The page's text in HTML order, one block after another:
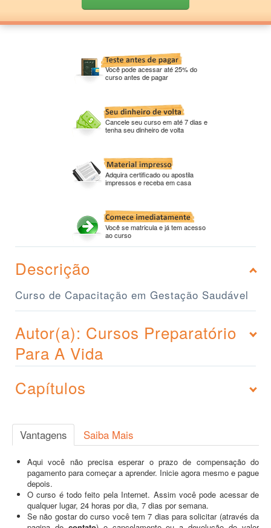
Você pode acessar até 25% do
curso antes de pagar
Cancele seu curso em até 7 dias e
tenha seu dinheiro de volta
Adquira certificado ou apostila
impressos e receba em casa
Você se matricula e já tem acesso
ao curso
Descrição
Curso de Capacitação em Gestação Saudável
Autor(a): Cursos Preparatório
Para A Vida
Capítulos
Vantagens Saiba Mais
Aqui você não precisa esperar o prazo de compensação do
pagamento para começar a aprender. Inicie agora mesmo e pague
depois.
O curso é todo feito pela Internet. Assim você pode acessar de
qualquer lugar, 24 horas por dia, 7 dias por semana.
Se não gostar do curso você tem 7 dias para solicitar (através da